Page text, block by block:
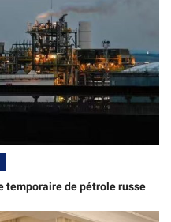
temporaire de pétrole russe